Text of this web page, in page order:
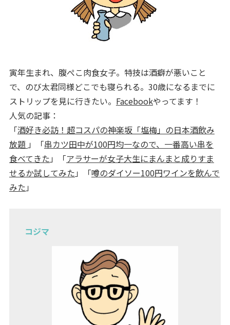
寅年生まれ、腹ぺこ肉食女子。特技は酒癖が悪いこと
で、のび太君同様どこでも寝られる。30歳になるまでに
ストリップを見に行きたい。 Facebookやってます！
人気の記事：
「酒好き必訪！超コスパの神楽坂「塩梅」の日本酒飲み
放題 」「串カツ田中が100円均一なので、一番高い串を
食べてきた 」「アラサーが女子大生にまんまと成りすま
せるか試してみた 」「噂のダイソー100円ワインを飲んで
みた 」
コジマ